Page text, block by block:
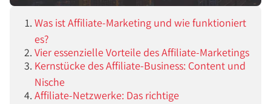
Was ist Affiliate-Marketing und wie funktioniert
es?
Vier essenzielle Vorteile des Affiliate-Marketings
Kernstücke des Affiliate-Business: Content und
Nische
Affiliate-Netzwerke: Das richtige